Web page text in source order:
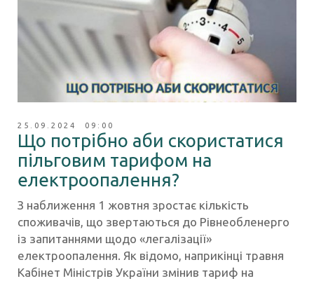
25.09.2024 09:00
Що потрібно аби скористатися
пільговим тарифом на
електроопалення?
З наближення 1 жовтня зростає кількість
споживачів, що звертаються до Рівнеобленерго
із запитаннями щодо «легалізації»
електроопалення. Як відомо, наприкінці травня
Кабінет Міністрів України змінив тариф на